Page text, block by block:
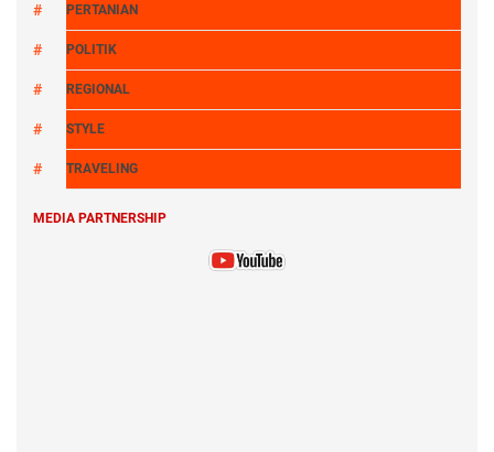
PERTANIAN
POLITIK
REGIONAL
STYLE
TRAVELING
MEDIA PARTNERSHIP